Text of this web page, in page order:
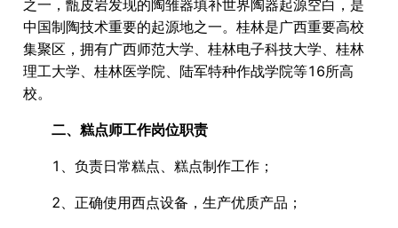
之一，甑皮岩发现的陶雏器填补世界陶器起源空白，是
中国制陶技术重要的起源地之一。桂林是广西重要高校
集聚区，拥有广西师范大学、桂林电子科技大学、桂林
理工大学、桂林医学院、陆军特种作战学院等16所高
校。
二、糕点师工作岗位职责
1、负责日常糕点、糕点制作工作；
2、正确使用西点设备，生产优质产品；